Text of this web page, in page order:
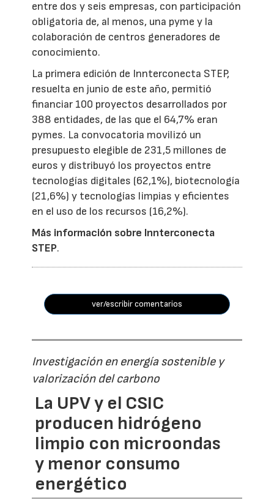
entre dos y seis empresas, con participación
obligatoria de, al menos, una pyme y la
colaboración de centros generadores de
conocimiento.
La primera edición de Innterconecta STEP,
resuelta en junio de este año, permitió
financiar 100 proyectos desarrollados por
388 entidades, de las que el 64,7% eran
pymes. La convocatoria movilizó un
presupuesto elegible de 231,5 millones de
euros y distribuyó los proyectos entre
tecnologías digitales (62,1%), biotecnología
(21,6%) y tecnologías limpias y eficientes
en el uso de los recursos (16,2%).
Más información sobre Innterconecta
STEP.
ver/escribir comentarios
Investigación en energía sostenible y
valorización del carbono
La UPV y el CSIC
producen hidrógeno
limpio con microondas
y menor consumo
energético